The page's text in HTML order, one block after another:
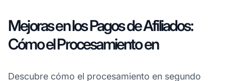
Mejoras en los Pagos de Afiliados:
Cómo el Procesamiento en
Descubre cómo el procesamiento en segundo